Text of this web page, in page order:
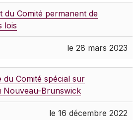
du Comité permanent de
lois
le 28 mars 2023
du Comité spécial sur
Nouveau-Brunswick
le 16 décembre 2022